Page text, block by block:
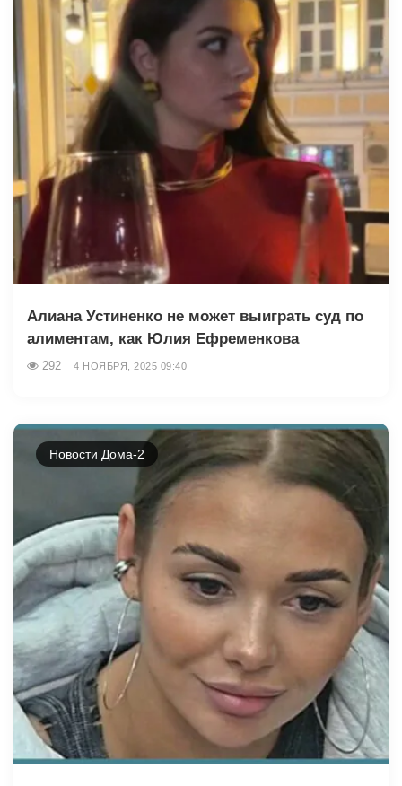
Алиана Устиненко не может выиграть суд по
алиментам, как Юлия Ефременкова
292 4 НОЯБРЯ, 2025 09:40
Новости Дома-2